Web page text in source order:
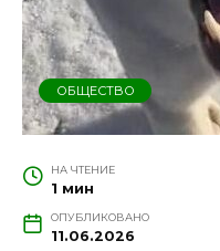
ОБЩЕСТВО
НА ЧТЕНИЕ
1 мин
ОПУБЛИКОВАНО
11.06.2026